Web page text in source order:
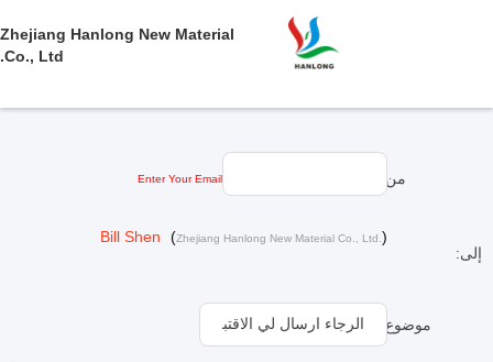
Zhejiang Hanlong New Material
Co., Ltd.
من: Enter Your Email
إلى:
Bill Shen (Zhejiang Hanlong New Material Co., Ltd. )
موضوع: